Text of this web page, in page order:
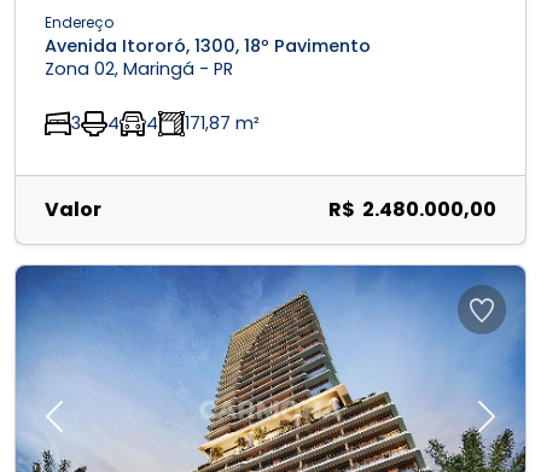
Endereço
Avenida Itororó, 1300, 18º Pavimento
Zona 02, Maringá - PR
3 4 4 171,87 m²
Valor R$ 2.480.000,00
Previous Next